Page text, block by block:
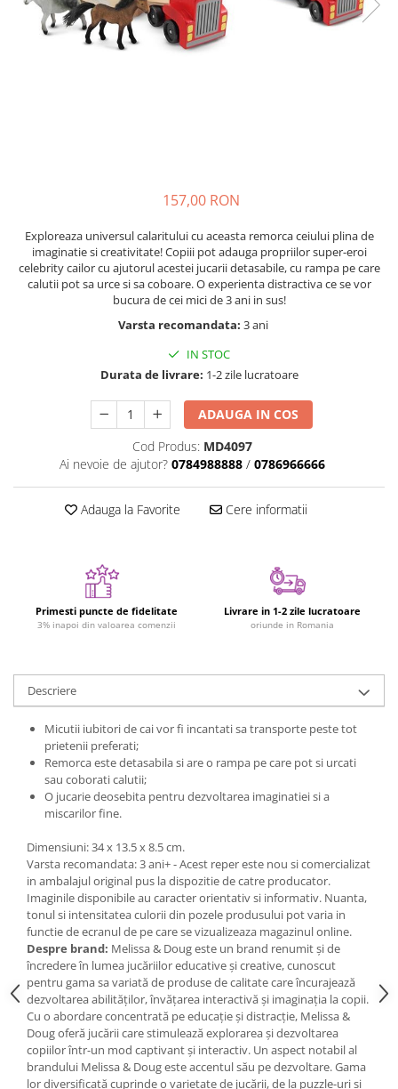
Nisip kinetic
Jucarii interactive
Banc de lucru pentru copii
Casa de papusi
Bormasina magica
Costum Halloween Copii
Jucarii cu Dinozauri
Jucarii Montessori
Nevoi speciale si sindrom Down
Jucarii cu alfabet
Seturi Numberblocks
Jucarii de motricitate
Jucarii fructe si legume
Puzzle clasic
Puzzle incastru
Puzzle de podea
IQ puzzle
Jucarii bebelusi
Jucarii de baie
Zornaitoare
Jucarii dentitie
Jucarii senzoriale
Jucarii motrice pentru bebelusi
Saltele de activitati pentru bebe
Jucarii de sortat
Jucarii muzicale bebelusi
Puzzle bebelusi
Cadou copii 8 ani
Cadou copii 9 ani
157,00 RON
Exploreaza universul calaritului cu aceasta remorca ceiului plina de
imaginatie si creativitate! Copiii pot adauga propriilor super-eroi
celebrity cailor cu ajutorul acestei jucarii detasabile, cu rampa pe care
calutii pot sa urce si sa coboare. O experienta distractiva ce se vor
bucura de cei mici de 3 ani in sus!
Varsta recomandata: 3 ani
IN STOC
Durata de livrare: 1-2 zile lucratoare
ADAUGA IN COS
Cod Produs: MD4097
Ai nevoie de ajutor? 0784988888 / 0786966666
Adauga la Favorite Cere informatii
Primesti puncte de fidelitate
3% inapoi din valoarea comenzii
Livrare in 1-2 zile lucratoare
oriunde in Romania
Descriere
Micutii iubitori de cai vor fi incantati sa transporte peste tot
prietenii preferati;
Remorca este detasabila si are o rampa pe care pot si urcati
sau coborati calutii;
O jucarie deosebita pentru dezvoltarea imaginatiei si a
miscarilor fine.
Dimensiuni: 34 x 13.5 x 8.5 cm.
Varsta recomandata: 3 ani+ - Acest reper este nou si comercializat
in ambalajul original pus la dispozitie de catre producator.
Imaginile disponibile au caracter orientativ si informativ. Nuanta,
tonul si intensitatea culorii din pozele produsului pot varia in
functie de ecranul de pe care se vizualizeaza magazinul online.
Despre brand: Melissa & Doug este un brand renumit și de
încredere în lumea jucăriilor educative și creative, cunoscut
pentru gama sa variată de produse de calitate care încurajează
dezvoltarea abilităților, învățarea interactivă și imaginația la copii.
Cu o abordare concentrată pe educație și distracție, Melissa &
Doug oferă jucării care stimulează explorarea și dezvoltarea
copiilor într-un mod captivant și interactiv. Un aspect notabil al
brandului Melissa & Doug este accentul său pe dezvoltare. Gama
lor diversificată cuprinde o varietate de jucării, de la puzzle-uri și